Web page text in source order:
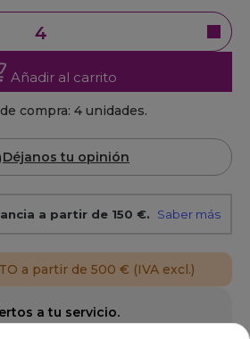
Añadir al carrito
compra: 4 unidades.
Déjanos tu opinión
a partir de 500 € (IVA excl.)
a tu servicio.
de 1 año.